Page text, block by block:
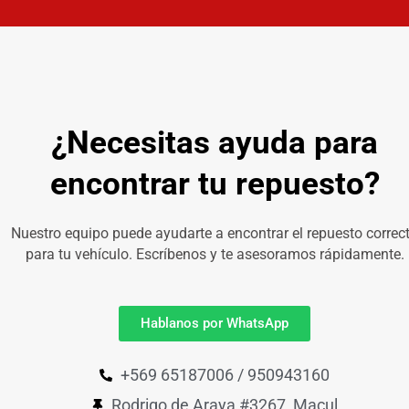
¿Necesitas ayuda para
encontrar tu repuesto?
Nuestro equipo puede ayudarte a encontrar el repuesto
para tu vehículo. Escríbenos y te asesoramos rápidamente.
Hablanos por WhatsApp
+569 65187006 / 950943160
Rodrigo de Araya #3267, Macul